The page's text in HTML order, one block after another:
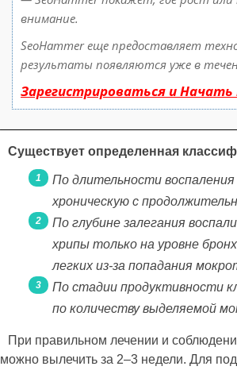
внимание.
SeoHammer еще предоставляет
результаты появляются уже в
Зарегистрироваться и
Существует определенная
По длительности
хроническую с
По глубине залегания
хрипы только на уровне
легких из-за попадания
По стадии продуктивности
по количеству выделяемой
При правильном лечении и
можно вылечить за 2–3 недели. Для